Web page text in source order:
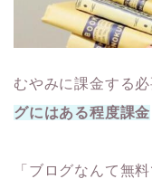
むやみに課金する
グにはある程度課金
「ブログなんて無